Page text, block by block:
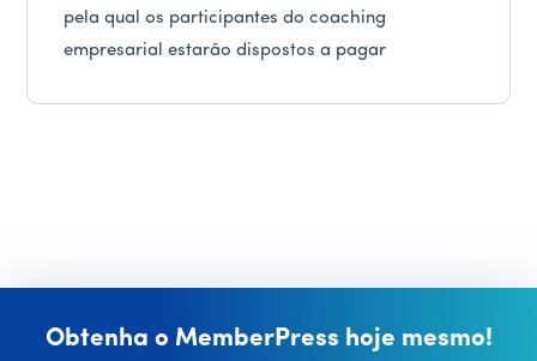
pela qual os participantes do coaching
empresarial estarão dispostos a pagar
Obtenha o MemberPress hoje mesmo!